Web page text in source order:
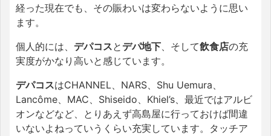
経った現在でも、その賑わいは変わらないように思い
ます。
個人的には、 デパコスと デパ地下、そして飲食店の充
実度がかなり高いと感じています。
デパコスはCHANNEL、 NARS、 Shu Uemura、
Lancôme、 MAC、 Shiseido、 Khiel’s、最近ではアルビ
オンなどなど、とりあえず高島屋に行っておけば間違
いないよねっていうくらい充実しています。タッチア